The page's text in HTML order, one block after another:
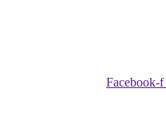
Facebook-f